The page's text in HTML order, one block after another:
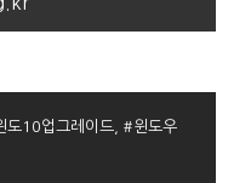
도10업그레이드
#윈도우